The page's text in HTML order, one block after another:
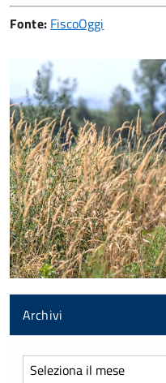
Fonte: FiscoOggi
Archivi
Archivi